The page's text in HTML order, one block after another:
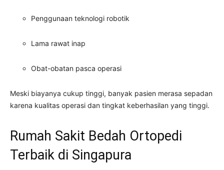
Penggunaan teknologi robotik
Lama rawat inap
Obat-obatan pasca operasi
Meski biayanya cukup tinggi, banyak pasien merasa sepadan
karena kualitas operasi dan tingkat keberhasilan yang tinggi.
Rumah Sakit Bedah Ortopedi
Terbaik di Singapura